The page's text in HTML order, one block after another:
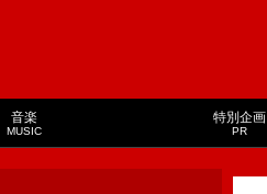
音楽
MUSIC
特別企画
PR